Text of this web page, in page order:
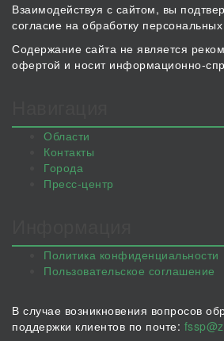
Взаимодействуя с сайтом, вы
согласие на обработку
Содержание сайта не является
офертой и носит информационно-
Области
Контакты
Города
Пресс-центр
Политика конфиденциальности
Пользовательское соглашение
В случае возникновения вопросов
поддержки клиентов по почте: